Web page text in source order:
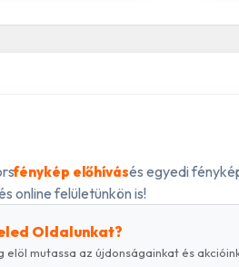
fénykép előhívásés egyedi
online felületünkön is!
Oldalunkat?
mutassa az újdonságainkat és